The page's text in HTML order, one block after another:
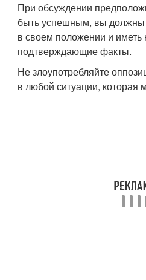
При обсуждении
быть успешным, вы должны
в своем положении и
подтверждающие факты.
Не злоупотребляйте
в любой ситуации, которая